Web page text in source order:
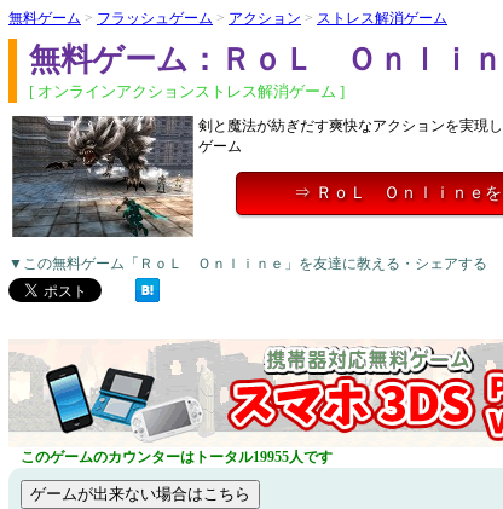
無料ゲーム > フラッシュゲーム > アクション > ストレス解消ゲーム
無料ゲーム：ＲｏＬ Ｏｎｌｉｎ
[ オンラインアクションストレス解消ゲーム ]
剣と魔法が紡ぎだす爽快なアクションを実現
ゲーム
⇒ ＲｏＬ Ｏｎｌｉｎｅを
▼この無料ゲーム「ＲｏＬ Ｏｎｌｉｎｅ」を友達に教える・シェアする
このゲームのカウンターはトータル19955人です